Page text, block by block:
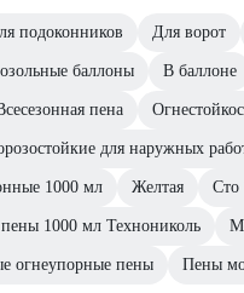
подоконников Для ворот
баллоны В баллоне
пена
для наружных
1000 мл Желтая Сто
1000 мл Технониколь
огнеупорные пены Пены